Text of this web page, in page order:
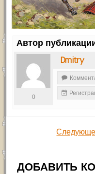
Автор
Dmitry
0
ДОБАВИТЬ